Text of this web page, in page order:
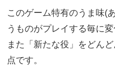
このゲーム特有のうま味(
うものがプレイする毎に変
また「新たな役」をどん
点です。